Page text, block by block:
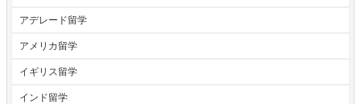
アデレード留学
アメリカ留学
イギリス留学
インド留学